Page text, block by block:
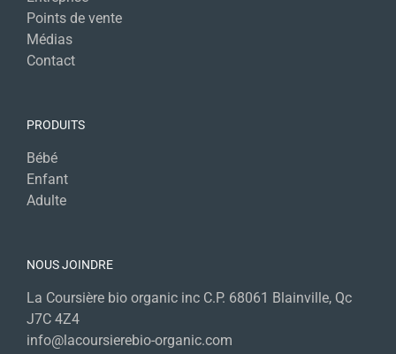
Points de vente
Médias
Contact
PRODUITS
Bébé
Enfant
Adulte
NOUS JOINDRE
La Coursière bio organic inc C.P. 68061 Blainville, Qc
J7C 4Z4
info@lacoursierebio-organic.com